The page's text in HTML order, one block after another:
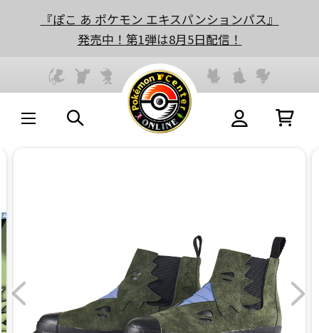
『ぽこ あ ポケモン エキスパンションパス』
発売中！第1弾は8月5日配信！